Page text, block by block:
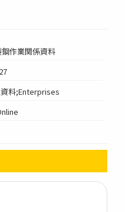
作業関係資料
料;Enterprises